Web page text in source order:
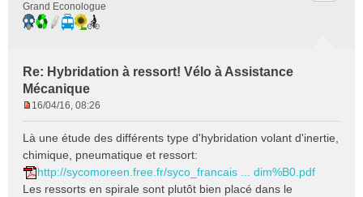
Grand Econologue
Re: Hybridation à ressort! Vélo à Assistance
Mécanique
s
s
a
g
16/04/16, 08:26
Là une étude des différents type d'hybridation volant d'inertie,
chimique, pneumatique et ressort:
http://sycomoreen.free.fr/syco_francais ... dim%B0.pdf
Les ressorts en spirale sont plutôt bien placé dans le